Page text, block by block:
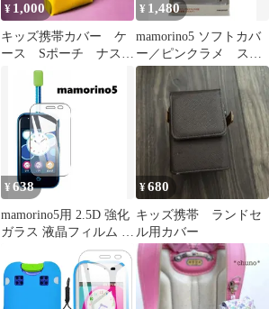
¥ 1,000
キッズ携帯カバー ケ
ース Sポーチ ナスカ
ン型 2
¥ 1,480
mamorino5 ソフトカバ
ー／ピンクラメ スト
ラップ、カラビナ付き
¥ 638
mamorino5用 2.5D 強化
ガラス 液晶フィルム 高
透過性 耐衝撃 硬度9H
指紋 汚れ付着防止 飛散
防止 ラウンドエッジ加
工 気泡ゼロ (クリア、
¥680
キッズ携帯 ランドセ
ル用カバー